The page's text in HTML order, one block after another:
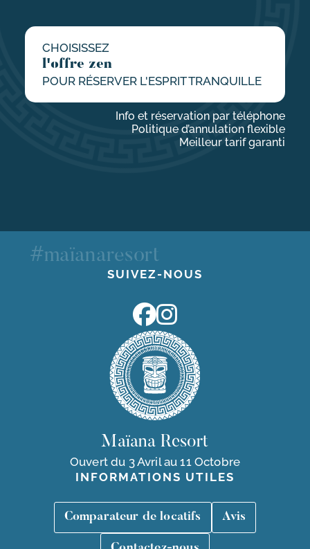
CHOISISSEZ
l'offre zen
POUR RÉSERVER L'ESPRIT TRANQUILLE
Info et réservation par téléphone
Politique d’annulation flexible
Meilleur tarif garanti
#maïanaresort
SUIVEZ-NOUS
Maïana Resort
Ouvert du 3 Avril au 11 Octobre
INFORMATIONS UTILES
Comparateur de locatifs Avis